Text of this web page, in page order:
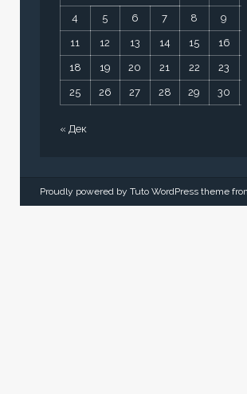
4 5 6 7 8 9
11 12 13 14 15 16
18 19 20 21 22 23
25 26 27 28 29 30
« Дек
Proudly powered by Tuto WordPress theme